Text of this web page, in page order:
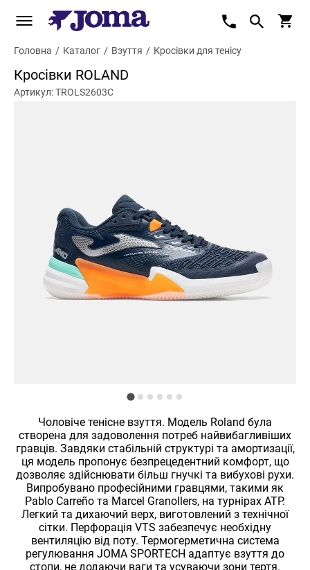
Головна / Каталог / Взуття / Кросівки для тенісу
Кросівки ROLAND
Артикул: TROLS2603C
Чоловіче тенісне взуття. Модель Roland була
створена для задоволення потреб найвибагливіших
гравців. Завдяки стабільній структурі та амортизації,
ця модель пропонує безпрецедентний комфорт, що
дозволяє здійснювати більш гнучкі та вибухові рухи.
Випробувано професійними гравцями, такими як
Pablo Carreño та Marcel Granollers, на турнірах ATP.
Легкий та дихаючий верх, виготовлений з технічної
сітки. Перфорація VTS забезпечує необхідну
вентиляцію від поту. Термогерметична система
регулювання JOMA SPORTECH адаптує взуття до
стопи, не додаючи ваги та усуваючи зони тертя.